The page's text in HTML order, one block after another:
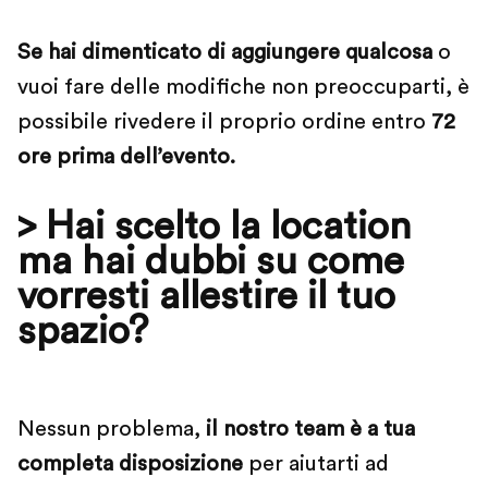
Se hai dimenticato di aggiungere qualcosa o
vuoi fare delle modifiche non preoccuparti, è
possibile rivedere il proprio ordine entro 72
ore prima dell ’evento.
> Hai scelto la location
ma hai dubbi su come
vorresti allestire il tuo
spazio?
Nessun problema, il nostro team è a tua
completa disposizione per aiutarti ad